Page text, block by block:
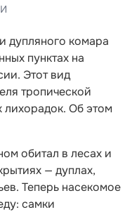
дупляного комара
пунктах на
Этот вид
тропической
Об этом
обитал в лесах и
— дуплах,
Теперь насекомое
самки